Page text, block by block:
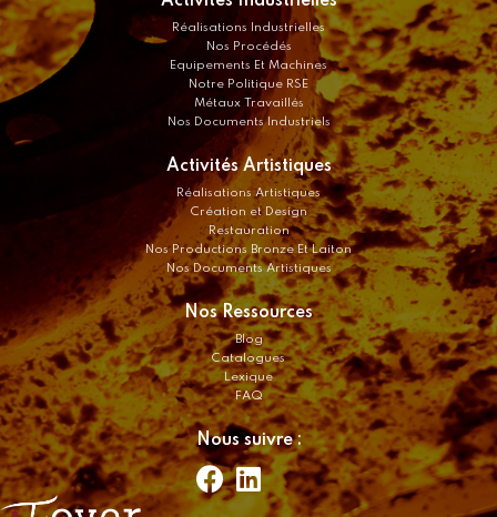
Réalisations Industrielles
Nos Procédés
Equipements Et Machines
Notre Politique RSE
Métaux Travaillés
Nos Documents Industriels
Activités Artistiques
Réalisations Artistiques
Création et Design
Restauration
Nos Productions Bronze Et Laiton
Nos Documents Artistiques
Nos Ressources
Blog
Catalogues
Lexique
FAQ
Nous suivre :